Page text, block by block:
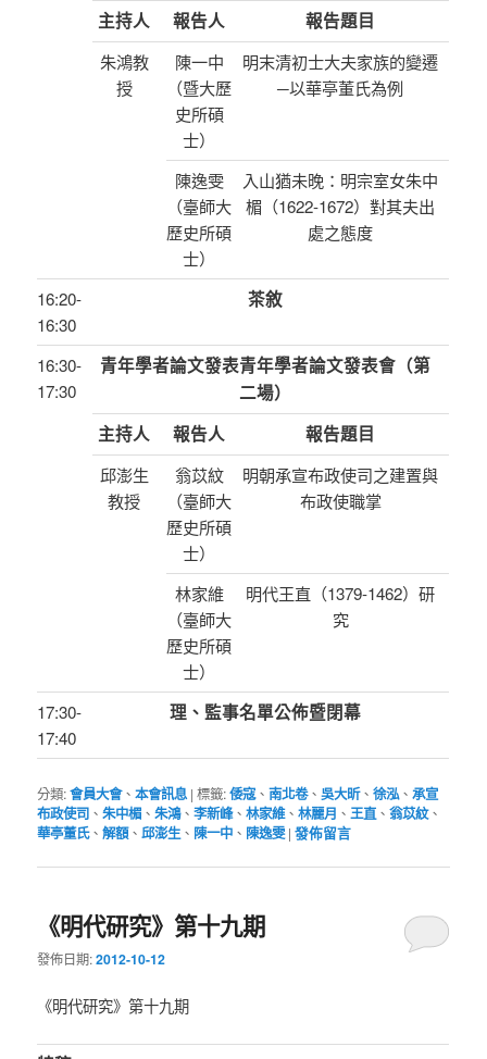
主持人 報告人 報告題目
朱鴻教
授
陳一中
（暨大歷
史所碩
士）
明末清初士大夫家族的變遷
─以華亭董氏為例
陳逸雯
（臺師大
歷史所碩
士）
入山猶未晚：明宗室女朱中
楣（1622-1672）對其夫出
處之態度
16:20-
16:30
茶敘
16:30-
17:30
青年學者論文發表青年學者論文發表會（第
二場）
主持人
報告人 報告題目
邱澎生
教授
翁苡紋
（臺師大
歷史所碩
士）
明朝承宣布政使司之建置與
布政使職掌
林家維
（臺師大
歷史所碩
士）
明代王直（1379-1462）研
究
17:30-
17:40
理、監事名單公佈暨閉幕
分類:會員大會、本會訊息 |標籤:倭寇、南北卷、吳大昕、徐泓、承宣
布政使司 、朱中楣 、朱鴻、李新峰、林家維、林麗月 、王直 、翁苡紋、
華亭董氏、解額、邱澎生 、 陳一中 、 陳逸雯 |發佈留言
《明代研究》第十九期
發佈日期:2012-10-12
《明代研究》第十九期